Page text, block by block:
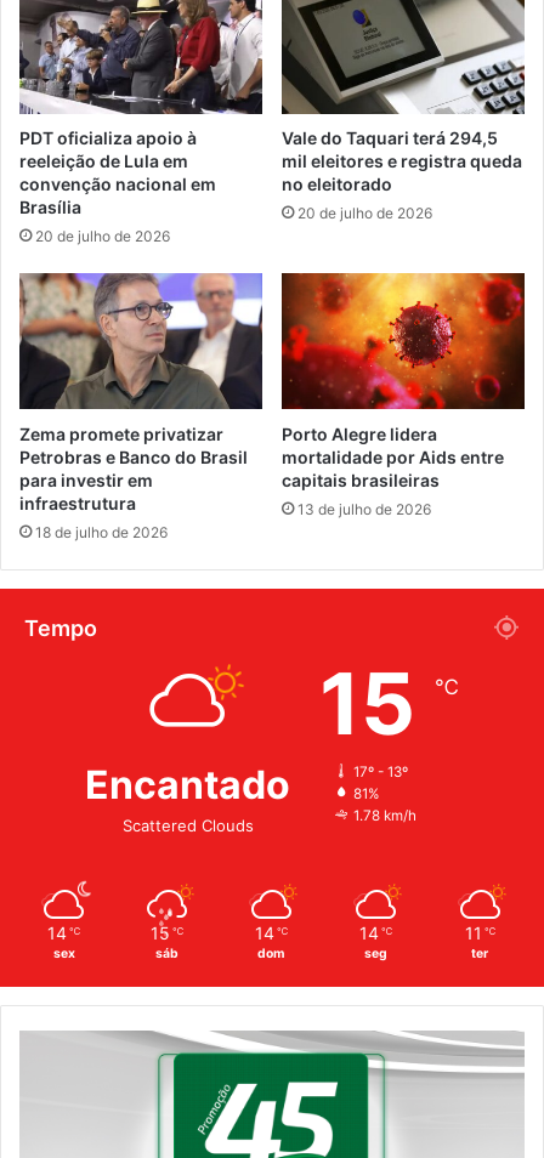
PDT oficializa apoio à
reeleição de Lula em
convenção nacional em
Brasília
20 de julho de 2026
Vale do Taquari terá 294,5
mil eleitores e registra queda
no eleitorado
20 de julho de 2026
Zema promete privatizar
Petrobras e Banco do Brasil
para investir em
infraestrutura
18 de julho de 2026
Porto Alegre lidera
mortalidade por Aids entre
capitais brasileiras
13 de julho de 2026
Tempo
Encantado
Scattered Clouds
15 ℃
17º - 13º
81%
1.78 km/h
14 ℃
sex
15 ℃
sáb
14 ℃
dom
14 ℃
seg
11 ℃
ter